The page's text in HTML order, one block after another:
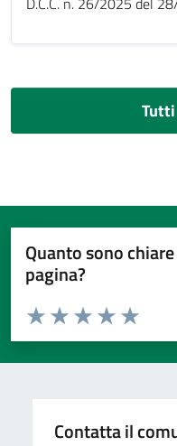
Quanto sono
pagina?
Valuta da 1 a 5 stelle la pagina
Valuta 5
Valuta 4
Valuta 3 stelle
Valuta 2 stelle su 5
Valuta 1 stelle su 5
Contatta il